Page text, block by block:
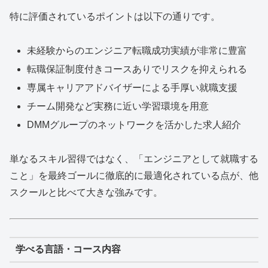
特に評価されているポイントは以下の通りです。
未経験からのエンジニア転職成功実績が非常に豊富
転職保証制度付きコースありでリスクを抑えられる
専属キャリアアドバイザーによる手厚い就職支援
チーム開発など実務に近い学習環境を用意
DMMグループのネットワークを活かした求人紹介
単なるスキル習得ではなく、「エンジニアとして就職する
こと」を最終ゴールに徹底的に最適化されている点が、他
スクールと比べて大きな強みです。
学べる言語・コース内容